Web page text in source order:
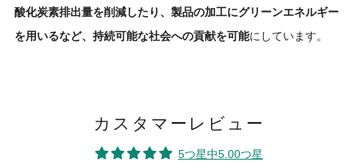
酸化炭素排出量を削減したり、製品の加工にグリーンエネルギー
を用いるなど、持続可能な社会への貢献を可能にしています。
カスタマーレビュー
5つ星中5.00つ星